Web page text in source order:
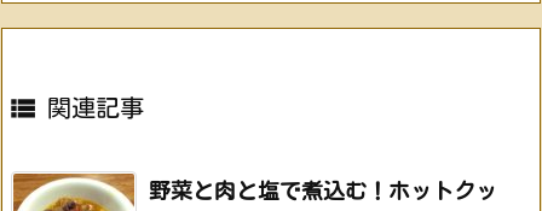
 関連記事
野菜と肉と塩で煮込む！ホットクッ